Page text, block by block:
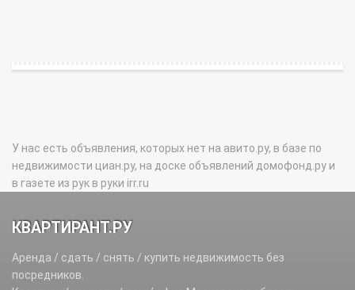
У нас есть объявления, которых нет на авито.ру, в базе по
недвижимости циан.ру, на доске объявлений домофонд.ру и
в газете из рук в руки irr.ru
КВАРТИРАНТ.РУ
Аренда / сдать / снять / купить недвижимость без
посредников.